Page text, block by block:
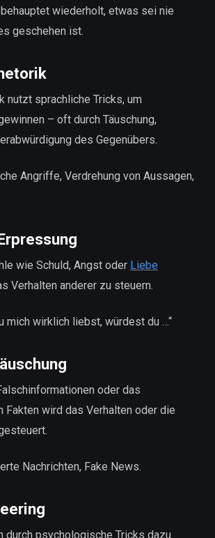
wiederholt, etwas sei nie
geschehen ist.
nutzt sprachliche Tricks, um
– oft durch Täuschung,
des Gegenübers.
Angriffe, Verdrehung von Aussagen,
wie Schuld, Angst oder Liebe
Verhalten anderer zu steuern.
mich wirklich liebst, würdest du …“
oder das
Fakten wird das Verhalten oder die
Nachrichten, Fake News.
durch psychologische Tricks dazu